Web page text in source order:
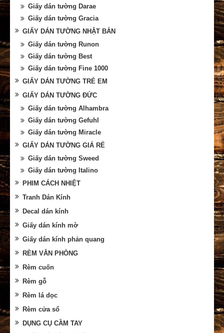
Giấy dán tường Darae
Giấy dán tường Gracia
GIẤY DÁN TƯỜNG NHẬT BẢN
Giấy dán tường Runon
Giấy dán tường Best
Giấy dán tường Fine 1000
GIẤY DÁN TƯỜNG TRẺ EM
GIẤY DÁN TƯỜNG ĐỨC
Giấy dán tường Alhambra
Giấy dán tường Gefuhl
Giấy dán tường Miracle
GIẤY DÁN TƯỜNG GIÁ RẺ
Giấy dán tường Sweed
Giấy dán tường Italino
PHIM CÁCH NHIỆT
Tranh Dán Kính
Decal dán kính
Giấy dán kính mờ
Giấy dán kính phản quang
RÈM VĂN PHÒNG
Rèm cuốn
Rèm gỗ
Rèm lá dọc
Rèm cửa sổ
DỤNG CỤ CẦM TAY